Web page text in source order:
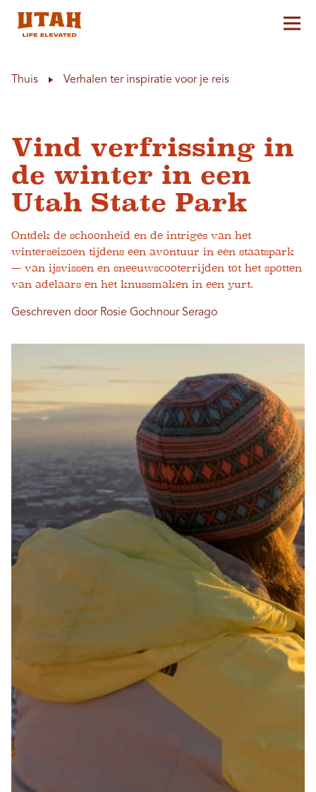
Thuis Verhalen ter inspiratie voor je reis
Vind verfrissing in
de winter in een
Utah State Park
Ontdek de schoonheid en de intriges van het
winterseizoen tijdens een avontuur in een staatspark
— van ijsvissen en sneeuwscooterrijden tot het spotten
van adelaars en het knussmaken in een yurt.
Geschreven door Rosie Gochnour Serago